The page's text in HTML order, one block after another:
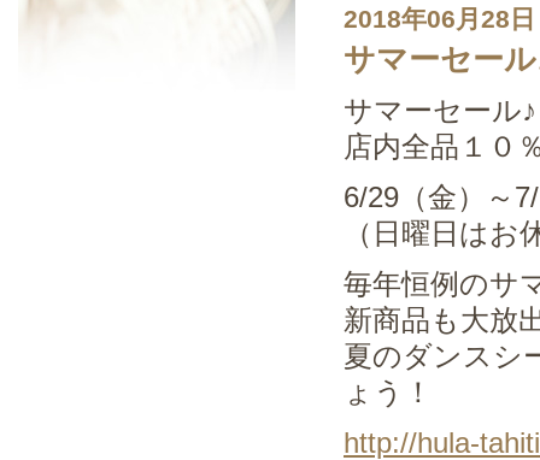
2018年06月28日
サマーセー
サマーセール♪
店内全品１０
6/29（金）～
（日曜日はお
毎年恒例のサ
新商品も大放
夏のダンスシ
ょう！
http://hula-